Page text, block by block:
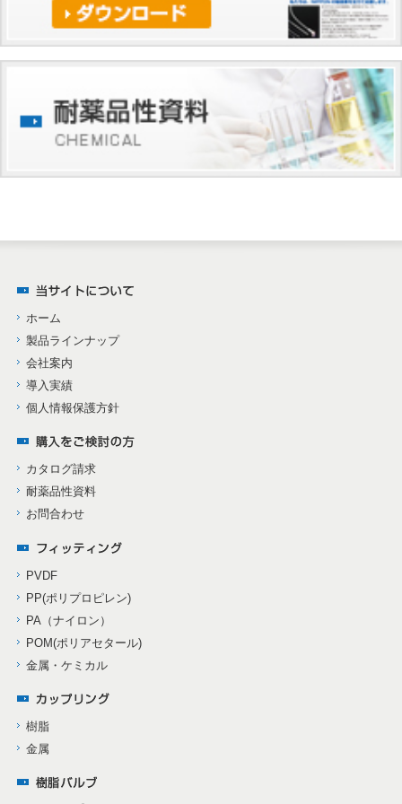
ホーム
製品ラインナップ
会社案内
導入実績
個人情報保護方針
カタログ請求
耐薬品性資料
お問合わせ
PVDF
PP(ポリプロピレン)
PA（ナイロン）
POM(ポリアセタール)
金属・ケミカル
樹脂
金属